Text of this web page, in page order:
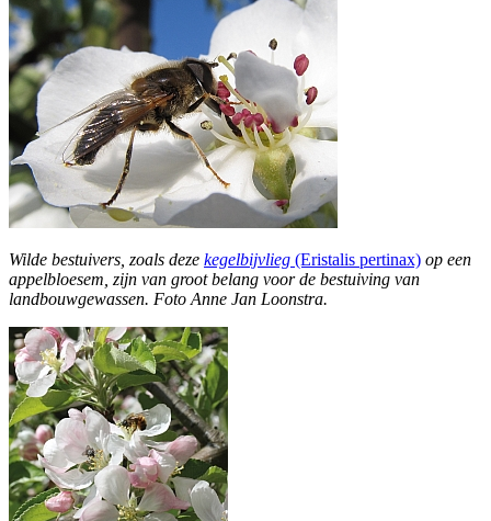
Wilde bestuivers, zoals deze kegelbijvlieg (Eristalis pertinax) op een
appelbloesem, zijn van groot belang voor de bestuiving van
landbouwgewassen. Foto Anne Jan Loonstra.